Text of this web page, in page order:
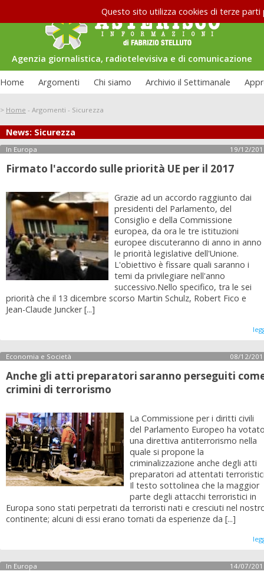
Questo sito utilizza cookies di terze
Agenzia giornalistica, radiotelevisiva e di comunicazione
Home Argomenti Chi siamo Archivio il Settimanale
> Home - Argomenti - Sicurezza
News: Sicurezza
In Europa 19/12/
Firmato l'accordo sulle priorità UE per il 2017
Grazie ad un accordo raggiunto dai
presidenti del Parlamento, del
Consiglio e della Commissione
europea, da ora le tre istituzioni
europee discuteranno di anno in anno
le priorità legislative dell'Unione.
L'obiettivo è fissare quali saranno i
temi da privilegiare nell'anno
successivo.Nello specifico, tra le sei
priorità che il 13 dicembre scorso Martin Schulz, Robert Fico e
Jean-Claude Juncker [...]
Economia e Società 08/12/
Anche gli atti preparatori saranno perseguiti
crimini di terrorismo
La Commissione per i diritti civili
del Parlamento Europeo ha
una direttiva antiterrorismo nella
quale si propone la
criminalizzazione anche degli atti
preparatori ad attentati
Il testo sottolinea che la maggior
parte degli attacchi terroristici in
Europa sono stati perpetrati da terroristi nati e cresciuti nel
continente; alcuni di essi erano tornati da esperienze da [...]
In Europa 14/07/
carceraria
Allamprese